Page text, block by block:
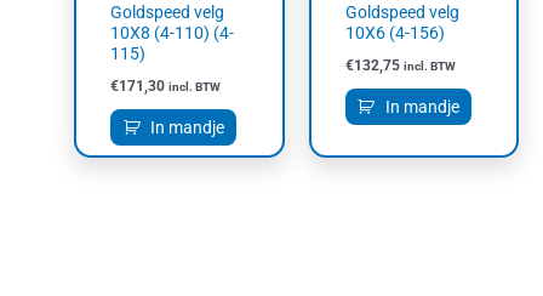
Goldspeed velg
10X8 (4-110) (4-
115)
€171,30 incl. BTW
In mandje
Goldspeed velg
10X6 (4-156)
€132,75 incl. BTW
In mandje